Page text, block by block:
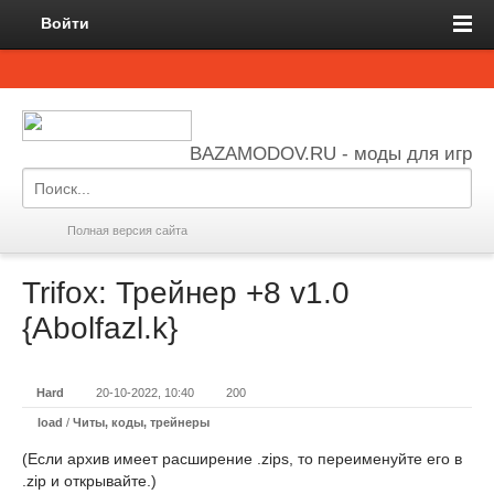
Войти
BAZAMODOV.RU - моды для игр
Полная версия сайта
Trifox: Трейнер +8 v1.0
{Abolfazl.k}
Hard 20-10-2022, 10:40 200
load / Читы, коды, трейнеры
(Если архив имеет расширение .zips, то переименуйте его в
.zip и открывайте.)